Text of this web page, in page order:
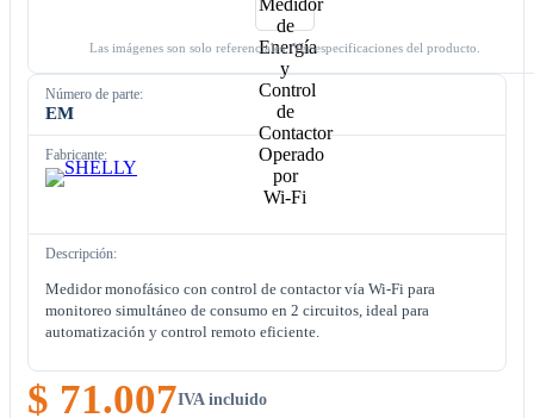
Las imágenes son solo referenciales. Ver especificaciones del producto.
Número de parte:
EM
Fabricante:
Descripción:
Medidor monofásico con control de contactor vía Wi-Fi para
monitoreo simultáneo de consumo en 2 circuitos, ideal para
automatización y control remoto eficiente.
$ 71.007IVA incluido